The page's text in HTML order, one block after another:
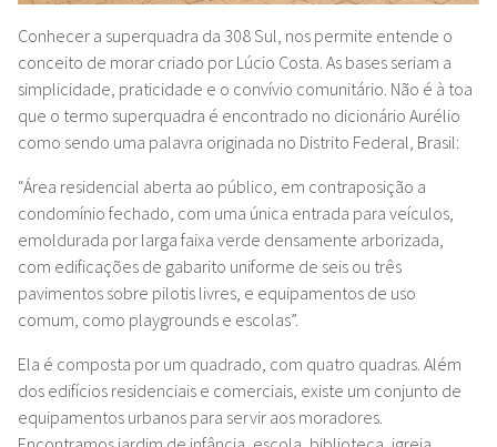
Conhecer a superquadra da 308 Sul, nos permite entende o
conceito de morar criado por Lúcio Costa. As bases seriam a
simplicidade, praticidade e o convívio comunitário. Não é à toa
que o termo superquadra é encontrado no dicionário Aurélio
como sendo uma palavra originada no Distrito Federal, Brasil:
“Área residencial aberta ao público, em contraposição a
condomínio fechado, com uma única entrada para veículos,
emoldurada por larga faixa verde densamente arborizada,
com edificações de gabarito uniforme de seis ou três
pavimentos sobre pilotis livres, e equipamentos de uso
comum, como playgrounds e escolas”.
Ela é composta por um quadrado, com quatro quadras. Além
dos edifícios residenciais e comerciais, existe um conjunto de
equipamentos urbanos para servir aos moradores.